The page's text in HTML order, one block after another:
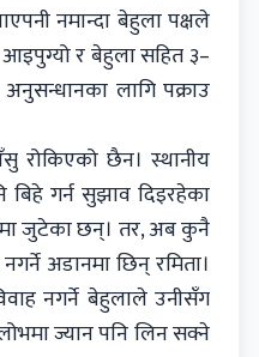
नमान्दा बेहुला पक्षले
र बेहुला सहित ३–
लागि पक्राउ
रोकिएको छैन। स्थानीय
बिहे गर्न सुझाव दिइरहेका
जुटेका छन्। तर, अब कुनै
अडानमा छिन् रमिता।
नगर्ने बेहुलाले उनीसँग
ज्यान पनि लिन सक्ने